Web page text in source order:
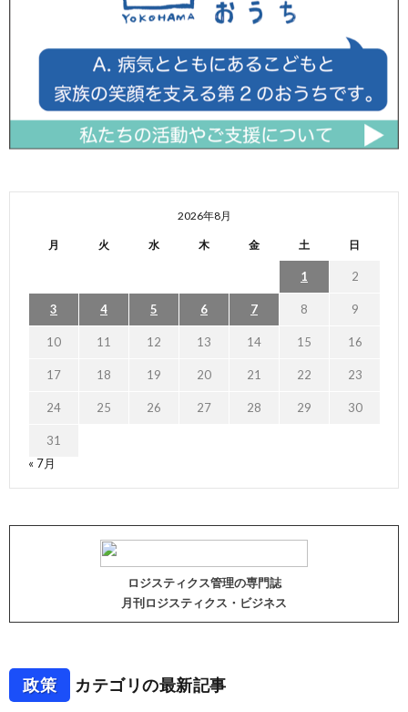
2026年8月
月 火 水 木 金 土 日
1 2
3 4 5 6 7 8 9
10 11 12 13 14 15 16
17 18 19 20 21 22 23
24 25 26 27 28 29 30
31
« 7月
ロジスティクス管理の専門誌
月刊ロジスティクス・ビジネス
政策 カテゴリの最新記事